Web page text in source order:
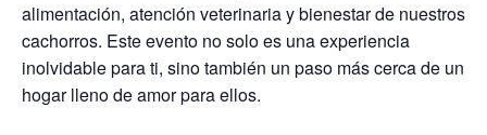
alimentación, atención veterinaria y bienestar de nuestros
cachorros. Este evento no solo es una experiencia
inolvidable para ti, sino también un paso más cerca de un
hogar lleno de amor para ellos.